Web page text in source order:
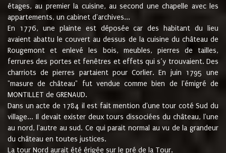
étages, au premier la cuisine, au second une chapelle avec les
appartements, un cabinet d'archives...
En 1776, une plainte est déposée car des habitant du lieu
avaient abattu le couvert au dessus de la cuisine du château de
Rougemont et enlevé les bois, meubles, pierres de tailles,
ferrures des portes et fenêtres et effets qui s’y trouvaient. Des
charriots de pierres partaient pour Corlier. En juin 1795 une
"masure de château" fut vendue comme bien de l'émigré de
MONTILLET de GRENAUD.
Dans un acte de 1784 il est fait mention d'une tour coté Sud du
village... Il devait exister deux tours dissociées du château, l'une
au nord, l'autre au sud. Ce qui parait normal au vu de la grandeur
du château en toutes justices.
La tour Nord aurait été érigée sur le pré de la Tour.